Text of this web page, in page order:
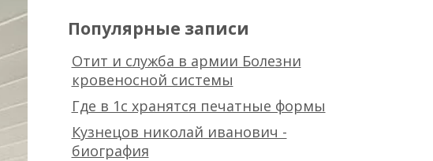
Популярные записи
Отит и служба в армии Болезни
кровеносной системы
Где в 1с хранятся печатные формы
Кузнецов николай иванович -
биография